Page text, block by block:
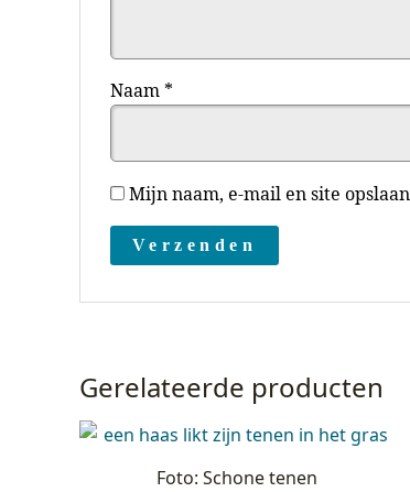
Naam *
Mijn naam, e-mail en site
Gerelateerde producten
Foto: Schone tenen